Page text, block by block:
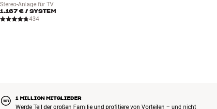
Stereo-Anlage für TV
1.167 € / SYSTEM
434
1 MILLION MITGLIEDER
Werde Teil der großen Familie und profitiere von Vorteilen – und nicht